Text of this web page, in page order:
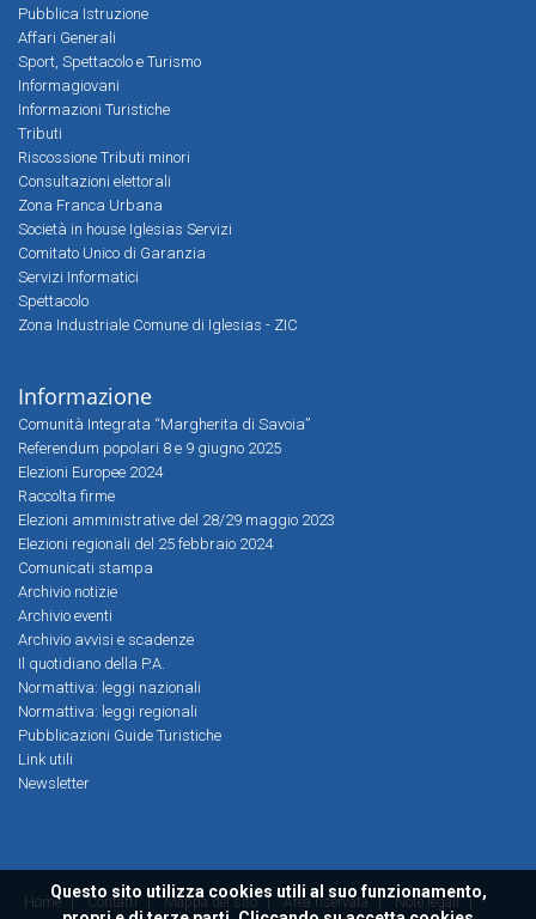
Questo sito utilizza cookies utili al suo funzionamento,
Pubblica Istruzione
Affari Generali
Sport, Spettacolo e Turismo
Informagiovani
Informazioni Turistiche
Tributi
Riscossione Tributi minori
Consultazioni elettorali
Zona Franca Urbana
Società in house Iglesias Servizi
Comitato Unico di Garanzia
Servizi Informatici
Spettacolo
Zona Industriale Comune di Iglesias - ZIC
Informazione
Comunità Integrata “Margherita di Savoia”
Referendum popolari 8 e 9 giugno 2025
Elezioni Europee 2024
Raccolta firme
Elezioni amministrative del 28/29 maggio 2023
Elezioni regionali del 25 febbraio 2024
Comunicati stampa
Archivio notizie
Archivio eventi
Archivio avvisi e scadenze
Il quotidiano della P.A.
Normattiva: leggi nazionali
Normattiva: leggi regionali
Pubblicazioni Guide Turistiche
Link utili
Newsletter
Home | Contatti | Mappa del sito | Area riservata | Note legali |